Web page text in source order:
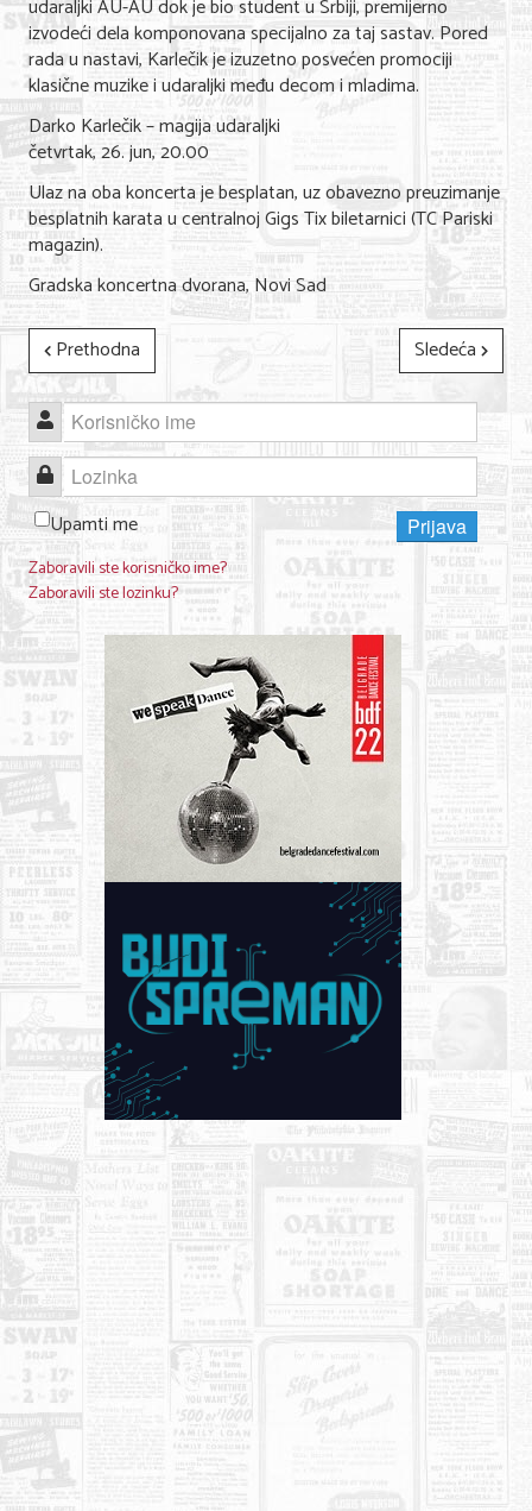
udaraljki AU-AU dok je bio student u Srbiji, premijerno
izvodeći dela komponovana specijalno za taj sastav. Pored
rada u nastavi, Karlečik je izuzetno posvećen promociji
klasične muzike i udaraljki među decom i mladima.
Darko Karlečik – magija udaraljki
četvrtak, 26. jun, 20.00
Ulaz na oba koncerta je besplatan, uz obavezno preuzimanje
besplatnih karata u centralnoj Gigs Tix biletarnici (TC Pariski
magazin).
Gradska koncertna dvorana, Novi Sad
Prethodna
Sledeća
Korisničko ime
Lozinka
Upamti me
Prijava
Zaboravili ste korisničko ime?
Zaboravili ste lozinku?